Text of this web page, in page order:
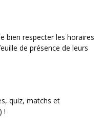
de présence de leurs
!